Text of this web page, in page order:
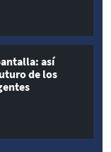
así
de los